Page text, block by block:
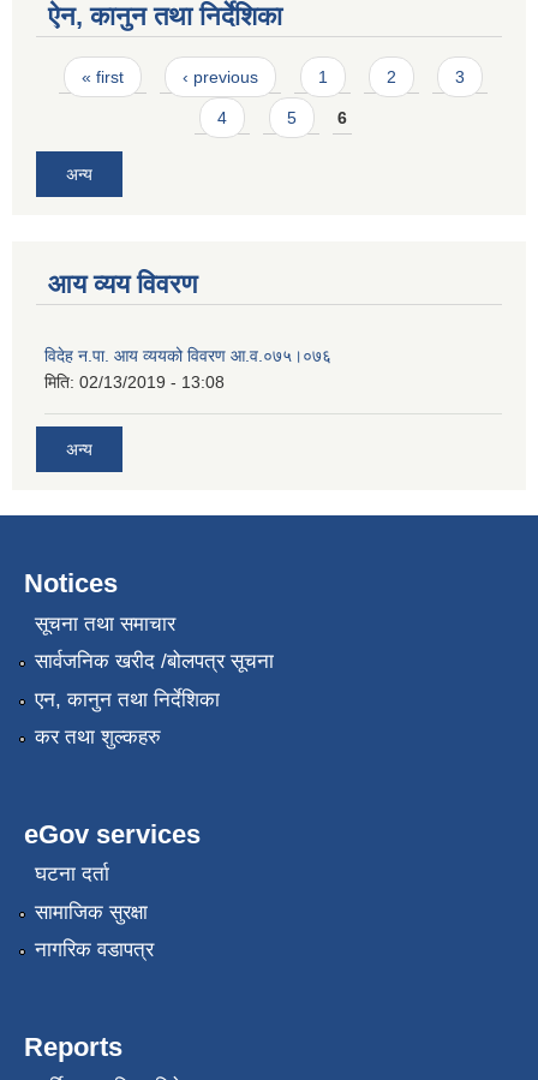
ऐन, कानुन तथा निर्देशिका
Pages
« first ‹ previous 1 2 3
4 5 6
अन्य
आय व्यय विवरण
विदेह न.पा. आय व्ययको विवरण आ.व.०७५।०७६
मिति: 02/13/2019 - 13:08
अन्य
Notices
सूचना तथा समाचार
सार्वजनिक खरीद /बोलपत्र सूचना
एन, कानुन तथा निर्देशिका
कर तथा शुल्कहरु
eGov services
घटना दर्ता
सामाजिक सुरक्षा
नागरिक वडापत्र
Reports